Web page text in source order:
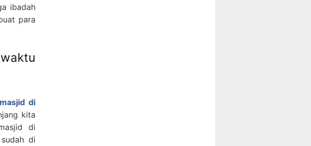
ibadah
para
di
kita
di
di